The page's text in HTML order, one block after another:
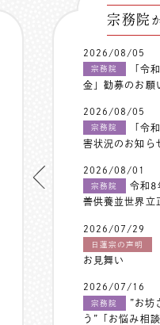
宗務院
2026/08/05
宗務院
「令
金」勧募のお願
2026/08/05
宗務院
「令
害状況のお知ら
2026/08/01
宗務院
令和8
善供養並世界立
2026/07/29
日蓮宗の声明
お見舞い
2026/07/16
宗務院
”お坊
う”「お悩み相